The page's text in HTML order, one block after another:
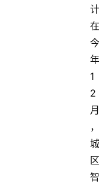
计
在
今
年
1
2
月
，
城
区
智